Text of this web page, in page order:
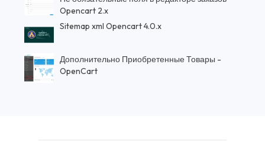
Opencart 2.x
Sitemap xml Opencart 4.0.x
Дополнительно Приобретенные Товары -
OpenCart